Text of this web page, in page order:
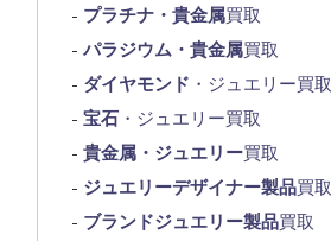
プラチナ・貴金属買取
パラジウム・貴金属買取
ダイヤモンド ・ジュエリー買取
宝石 ・ジュエリー買取
貴金属・ジュエリー買取
ジュエリーデザイナー製品買取
ブランドジュエリー製品買取